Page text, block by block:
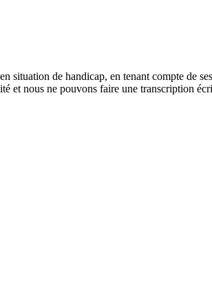
situation de handicap, en tenant compte de
et nous ne pouvons faire une transcription